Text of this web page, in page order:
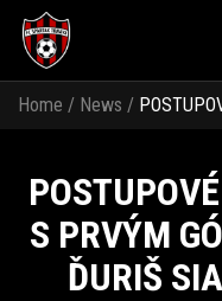
Home / News /
S PRVÝM
ĎURIŠ